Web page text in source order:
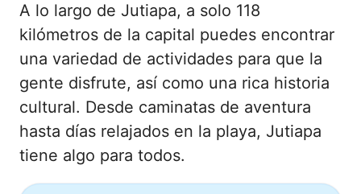
A lo largo de Jutiapa, a solo 118
kilómetros de la capital puedes encontrar
una variedad de actividades para que la
gente disfrute, así como una rica historia
cultural. Desde caminatas de aventura
hasta días relajados en la playa, Jutiapa
tiene algo para todos.